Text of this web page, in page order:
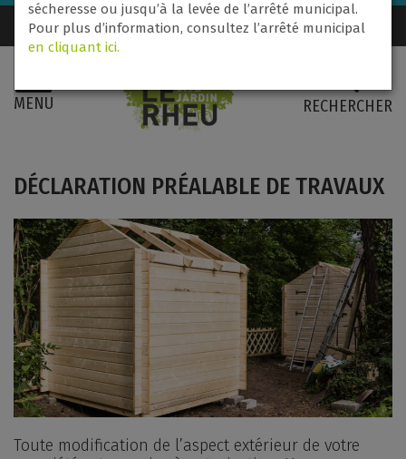
Nous contacter 02 99 60 71 31
MENU RECHERCHER
DÉCLARATION PRÉALABLE DE TRAVAUX
Toute modification de l’aspect extérieur de votre
sécheresse ou jusqu’à la levée de l’arrêté municipal.
Pour plus d’information, consultez l’arrêté municipal
en cliquant ici.